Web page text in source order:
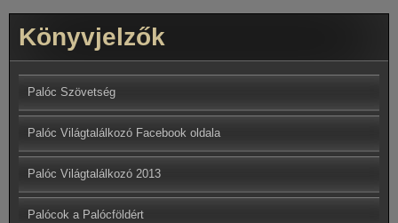
Könyvjelzők
Palóc Szövetség
Palóc Világtalálkozó Facebook oldala
Palóc Világtalálkozó 2013
Palócok a Palócföldért